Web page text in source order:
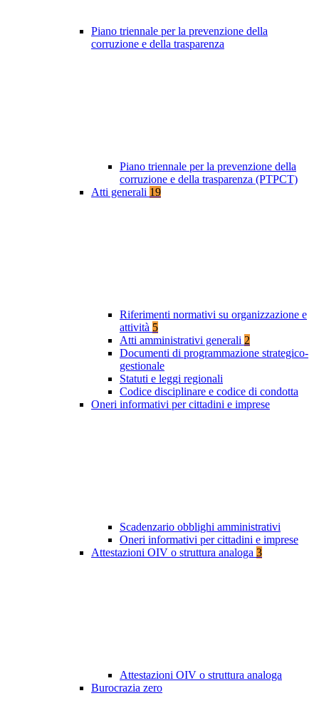
Piano triennale per la prevenzione della
corruzione e della trasparenza
Piano triennale per la prevenzione della
corruzione e della trasparenza (PTPCT)
Atti generali 19
Riferimenti normativi su organizzazione e
attività 5
Atti amministrativi generali 2
Documenti di programmazione strategico-
gestionale
Statuti e leggi regionali
Codice disciplinare e codice di condotta
Oneri informativi per cittadini e imprese
Scadenzario obblighi amministrativi
Oneri informativi per cittadini e imprese
Attestazioni OIV o struttura analoga 3
Attestazioni OIV o struttura analoga
Burocrazia zero